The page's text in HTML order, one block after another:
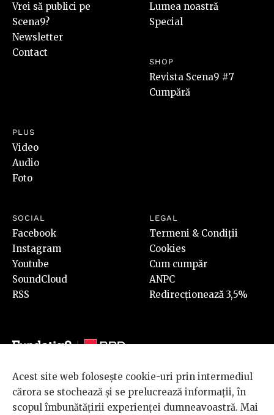
Vrei să publici pe
Scena9?
Newsletter
Contact
Lumea noastră
Special
SHOP
Revista Scena9 #7
Cumpără
PLUS
Video
Audio
Foto
SOCIAL
Facebook
Instagram
Youtube
SoundCloud
RSS
LEGAL
Termeni & Condiții
Cookies
Cum cumpăr
ANPC
Redirecționează 3,5%
© 2026 BRD Groupe Société Générale, toate drepturile rezervate.
Scena 9 este un proiect sustinut de
BRD GROUPE SOCIÉTÉ
Acest site web folosește cookie-uri prin intermediul
cărora se stochează și se prelucrează informații, în
scopul îmbunătățirii experienței dumneavoastră. Mai